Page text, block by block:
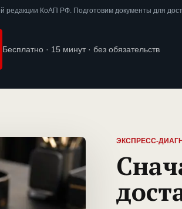
редакции КоАП РФ. Подготовим документы для
Бесплатно · 15 минут · без обязательств
ЭКСПРЕСС-